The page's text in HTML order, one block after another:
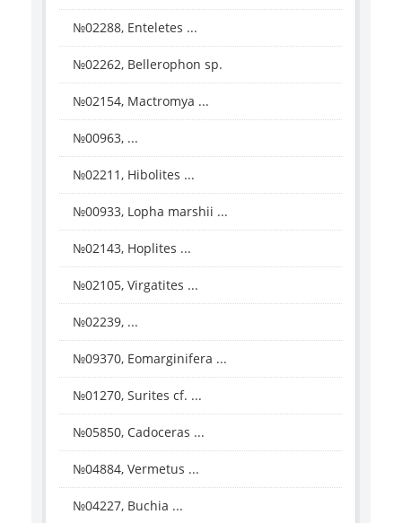
№02288, Enteletes ...
№02262, Bellerophon sp.
№02154, Mactromya ...
№00963, ...
№02211, Hibolites ...
№00933, Lopha marshii ...
№02143, Hoplites ...
№02105, Virgatites ...
№02239, ...
№09370, Eomarginifera ...
№01270, Surites cf. ...
№05850, Cadoceras ...
№04884, Vermetus ...
№04227, Buchia ...